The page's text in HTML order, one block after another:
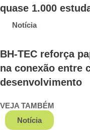
quase 1.000
Notícia
BH-TEC reforça
na conexão entre
desenvolvimento
VEJA TAMBÉM
Notícia